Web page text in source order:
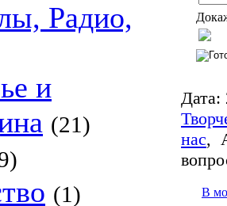
Радио,
и
(21)
(1)
Дата:
нас,
В